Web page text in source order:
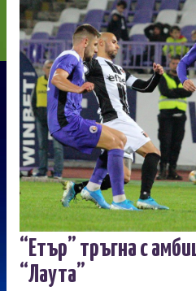
“Етър” тръгна с
“Лаута”